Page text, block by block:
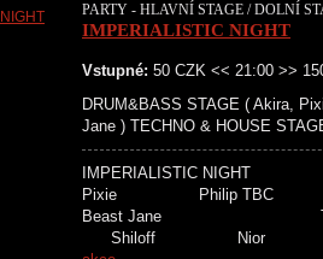
PARTY - HLAVNÍ STAGE / DOLNÍ
IMPERIALISTIC NIGHT
Vstupné: 50 CZK << 21:00 >>
DRUM&BASS STAGE ( Akira,
Jane ) TECHNO & HOUSE
IMPERIALISTIC
Pixie Philip TBC
Beast Jane
Shiloff Nior